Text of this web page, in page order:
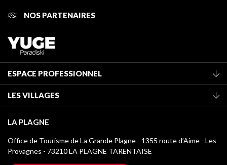
NOS PARTENAIRES
ESPACE PROFESSIONNEL
Classement des meublés
Taxe de séjour
Médiathèque
Logos La Plagne
LES VILLAGES
Montchavin - Les Coches
Champagny-en-Vanoise
LA PLAGNE
Office de Tourisme de La Grande Plagne - 1355 route d’Aime - Les
Provagnes - 73210 LA PLAGNE TARENTAISE